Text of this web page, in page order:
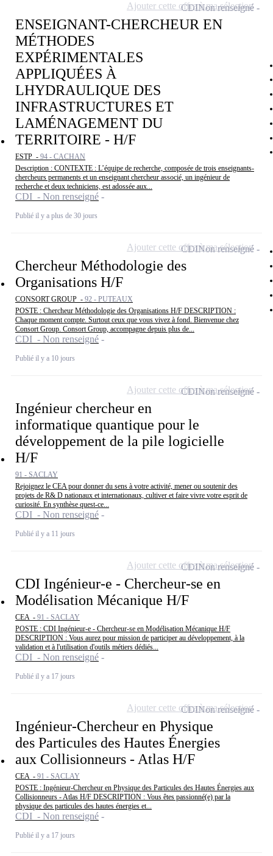
ENSEIGNANT-CHERCHEUR EN
MÉTHODES
EXPÉRIMENTALES
APPLIQUÉES À
LHYDRAULIQUE DES
INFRASTRUCTURES ET
LAMÉNAGEMENT DU
TERRITOIRE - H/F
ESTP - 94 - CACHAN
Description : CONTEXTE : L’équipe de recherche, composée de trois enseignants-
chercheurs permanents et un enseignant chercheur associé, un ingénieur de
recherche et deux techniciens, est adossée aux...
CDI - Non renseigné
Publié il y a plus de 30 jours
CDINon renseigné
Ajouter cette offre à ma sélection
Chercheur Méthodologie des
Organisations H/F
CONSORT GROUP - 92 - PUTEAUX
POSTE : Chercheur Méthodologie des Organisations H/F DESCRIPTION :
Chaque moment compte. Surtout ceux que vous vivez à fond. Bienvenue chez
Consort Group. Consort Group, accompagne depuis plus de...
CDI - Non renseigné
Publié il y a 10 jours
CDINon renseigné
Ajouter cette offre à ma sélection
Ingénieur chercheur en
informatique quantique pour le
développement de la pile logicielle
H/F
91 - SACLAY
Rejoignez le CEA pour donner du sens à votre activité, mener ou soutenir des
projets de R& D nationaux et internationaux, cultiver et faire vivre votre esprit de
curiosité. En synthèse quest-ce...
CDI - Non renseigné
Publié il y a 11 jours
CDINon renseigné
Ajouter cette offre à ma sélection
CDI Ingénieur-e - Chercheur-se en
Modélisation Mécanique H/F
CEA - 91 - SACLAY
POSTE : CDI Ingénieur-e - Chercheur-se en Modélisation Mécanique H/F
DESCRIPTION : Vous aurez pour mission de participer au développement, à la
validation et à l'utilisation d'outils métiers dédiés...
CDI - Non renseigné
Publié il y a 17 jours
CDINon renseigné
Ajouter cette offre à ma sélection
Ingénieur-Chercheur en Physique
des Particules des Hautes Énergies
aux Collisionneurs - Atlas H/F
CEA - 91 - SACLAY
POSTE : Ingénieur-Chercheur en Physique des Particules des Hautes Énergies aux
Collisionneurs - Atlas H/F DESCRIPTION : Vous êtes passionné(e) par la
physique des particules des hautes énergies et...
CDI - Non renseigné
Publié il y a 17 jours
CDINon renseigné
Ajouter cette offre à ma sélection